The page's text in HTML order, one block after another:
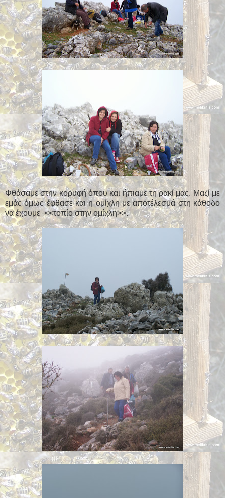
Φθάσαμε στην κορυφή όπου και ήπιαμε τη ρακί μας. Μαζί με
εμάς όμως έφθασε και η ομίχλη με αποτέλεσμά στη κάθοδο
να έχουμε <<τοπίο στην ομίχλη>>.